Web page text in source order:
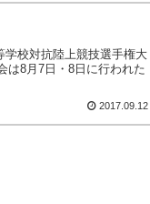
校対抗陸上競技選手権大
は8月7日・8日に行われた
2017.09.12